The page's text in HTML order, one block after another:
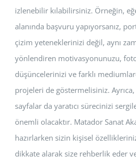
izlenebilir kılabilirsiniz. Örneğin,
alanında başvuru yapıyorsanız,
çizim yeteneklerinizi değil, aynı
yönlendiren motivasyonunuzu,
düşüncelerinizi ve farklı
projeleri de göstermelisiniz.
sayfalar da yaratıcı sürecinizi
önemli olacaktır. Matador Sanat
hazırlarken sizin kişisel
dikkate alarak size rehberlik eder